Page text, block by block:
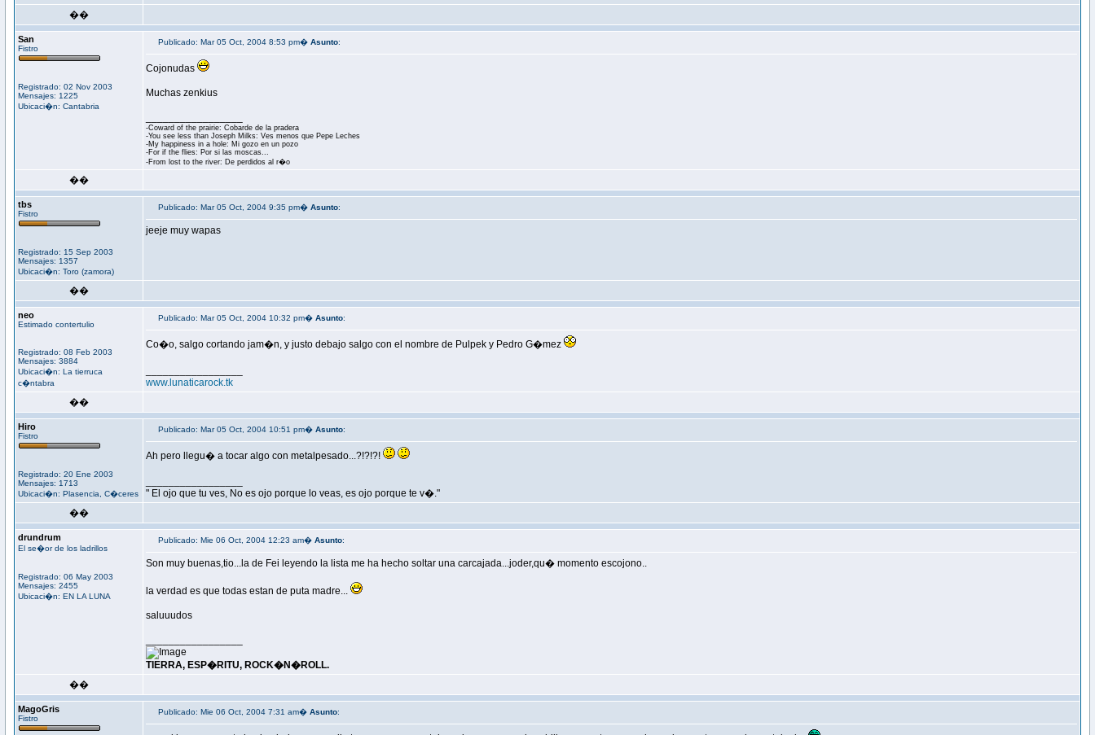
��
San
Fistro
Registrado: 02 Nov 2003
Mensajes: 1225
Ubicaci�n: Cantabria
Publicado: Mar 05 Oct, 2004 8:53 pm� Asunto:
Cojonudas
Muchas zenkius
-Coward of the prairie: Cobarde de la pradera
-You see less than Joseph Milks: Ves menos que Pepe Leches
-My happiness in a hole: Mi gozo en un pozo
-For if the flies: Por si las moscas...
-From lost to the river: De perdidos al r�o
��
tbs
Fistro
Registrado: 15 Sep 2003
Mensajes: 1357
Ubicaci�n: Toro (zamora)
Publicado: Mar 05 Oct, 2004 9:35 pm� Asunto:
jeeje muy wapas
��
neo
Estimado contertulio
Registrado: 08 Feb 2003
Mensajes: 3884
Ubicaci�n: La tierruca
c�ntabra
Publicado: Mar 05 Oct, 2004 10:32 pm� Asunto:
Co�o, salgo cortando jam�n, y justo debajo salgo con el nombre de Pulpek y Pedro G�mez
www.lunaticarock.tk
��
Hiro
Fistro
Registrado: 20 Ene 2003
Mensajes: 1713
Ubicaci�n: Plasencia, C�ceres
Publicado: Mar 05 Oct, 2004 10:51 pm� Asunto:
Ah pero llegu� a tocar algo con metalpesado...?!?!?!
" El ojo que tu ves, No es ojo porque lo veas, es ojo porque te v�."
��
drundrum
El se�or de los ladrillos
Registrado: 06 May 2003
Mensajes: 2455
Ubicaci�n: EN LA LUNA
Publicado: Mie 06 Oct, 2004 12:23 am� Asunto:
Son muy buenas,tio...la de Fei leyendo la lista me ha hecho soltar una carcajada...joder,qu� momento escojono..
la verdad es que todas estan de puta madre...
saluuudos
TIERRA, ESP�RITU, ROCK�N�ROLL.
��
MagoGris
Fistro
Publicado: Mie 06 Oct, 2004 7:31 am� Asunto: